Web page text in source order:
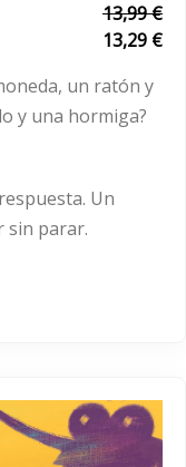
13,99 €
13,29 €
un ratón y
y una hormiga?
Un
sin parar.